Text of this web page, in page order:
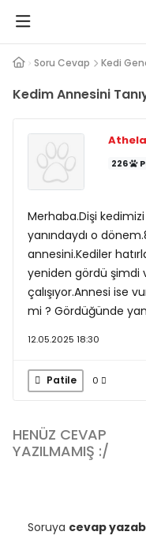
Soru Cevap Kedi
Kedim Annesini
226
Merhaba.Dişi
yanındaydı o
annesini.Kediler
yeniden gördü şimdi
çalışıyor.Annesi ise
mi ? Gördüğünde
12.05.2025 18:30
Patile 0
HENÜZ CEVAP
YAZILMAMIŞ :/
Soruya cevap